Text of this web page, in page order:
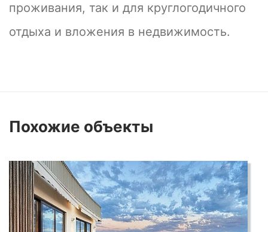
проживания, так и для круглогодичного
отдыха и вложения в недвижимость.
Похожие объекты